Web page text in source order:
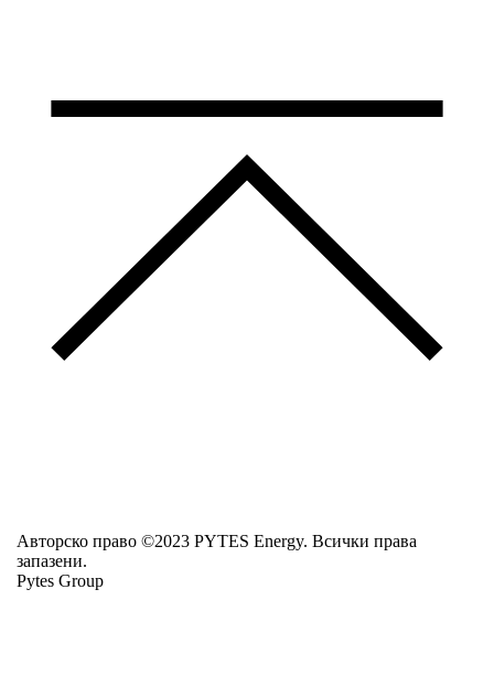
Авторско право ©2023 PYTES Energy. Всички права
запазени.
Pytes Group